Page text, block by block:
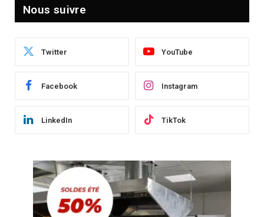
Nous suivre
Twitter YouTube
Facebook Instagram
LinkedIn TikTok